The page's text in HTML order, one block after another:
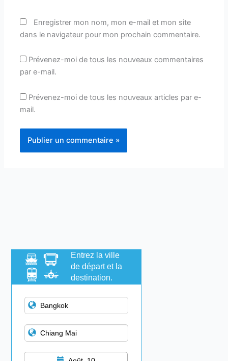
Enregistrer mon nom, mon e-mail et mon site
dans le navigateur pour mon prochain commentaire.
Prévenez-moi de tous les nouveaux commentaires
par e-mail.
Prévenez-moi de tous les nouveaux articles par e-
mail.
Entrez la ville
de départ et la
destination.